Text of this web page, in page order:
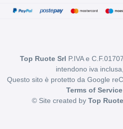
Top Ruote Srl P.IVA e
intendono iva
Questo sito è protetto da Google
Terms of Service
© Site created by Top